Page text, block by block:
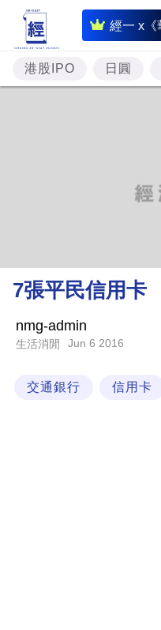
經一 x《
即
時
財
經
理
財
業
港股IPO 日圓
7張平民信用
nmg-admin
生活消閒 Jun 6 2016
交通銀行 信用卡